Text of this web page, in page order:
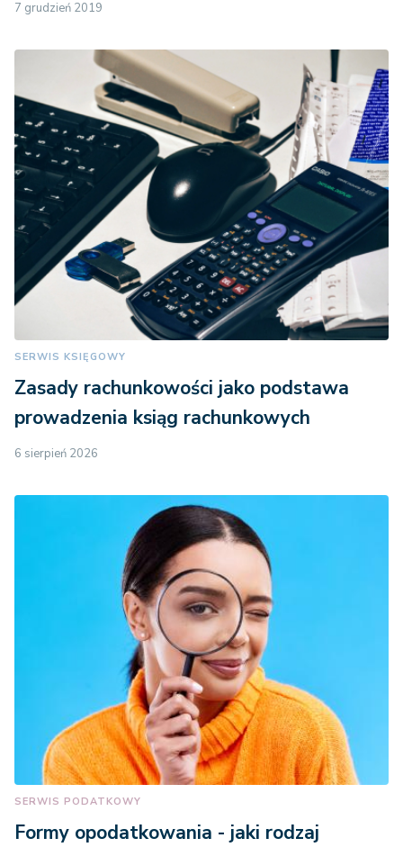
7 grudzień 2019
SERWIS KSIĘGOWY
Zasady rachunkowości jako podstawa
prowadzenia ksiąg rachunkowych
6 sierpień 2026
SERWIS PODATKOWY
Formy opodatkowania - jaki rodzaj